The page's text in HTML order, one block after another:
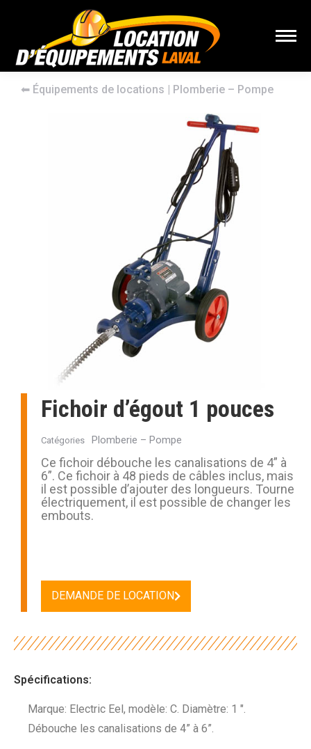
⬅︎ Équipements de locations | Plomberie – Pompe
Fichoir d’égout 1 pouces
Catégories Plomberie – Pompe
Ce fichoir débouche les canalisations de 4” à
6”. Ce fichoir à 48 pieds de câbles inclus, mais
il est possible d’ajouter des longueurs. Tourne
électriquement, il est possible de changer les
embouts.
DEMANDE DE LOCATION
Spécifications:
Marque: Electric Eel, modèle: C. Diamètre: 1 ".
Débouche les canalisations de 4” à 6”.